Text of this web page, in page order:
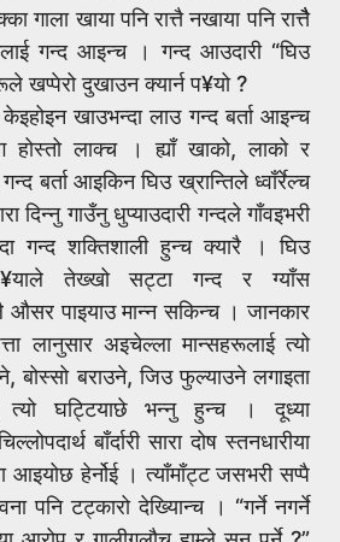
गाला खाया पनि रात्तै नखाया पनि रात्तैै
गन्द आइन्च । गन्द आउदारी “घिउ
खप्पेरो दुखाउन क्यार्न प¥यो ?
खाउभन्दा लाउ गन्द बर्ता आइन्च
होस्तो लाक्च । ह्याँ खाको, लाको र
बर्ता आइकिन घिउ ख्रान्तिले ध्वाँर्रेल्च
दिन्नु गाउँनु धुप्याउदारी गन्दले गाँवइभरी
गन्द शक्तिशाली हुन्च क्यारै । घिउ
तेख्खो सट्टा गन्द र ग्याँस
पाइयाउ मान्न सकिन्च । जानकार
लानुसार अइचेल्ला मान्सहरूलाई त्यो
बोस्सो बराउने, जिउ फुल्याउने लगाइता
त्यो घट्टियाछे भन्नु हुन्च । दूध्या
बाँर्दारी सारा दोष स्तनधारीया
आइयोछ हेर्नोई । त्याँमाँट्ट जसभरी सप्पै
पनि टट्कारो देख्यिान्च । “गर्ने नगर्ने